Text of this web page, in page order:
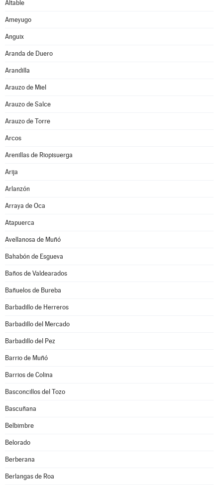
Altable
Ameyugo
Anguix
Aranda de Duero
Arandilla
Arauzo de Miel
Arauzo de Salce
Arauzo de Torre
Arcos
Arenillas de Riopisuerga
Arija
Arlanzón
Arraya de Oca
Atapuerca
Avellanosa de Muñó
Bahabón de Esgueva
Baños de Valdearados
Bañuelos de Bureba
Barbadillo de Herreros
Barbadillo del Mercado
Barbadillo del Pez
Barrio de Muñó
Barrios de Colina
Basconcillos del Tozo
Bascuñana
Belbimbre
Belorado
Berberana
Berlangas de Roa